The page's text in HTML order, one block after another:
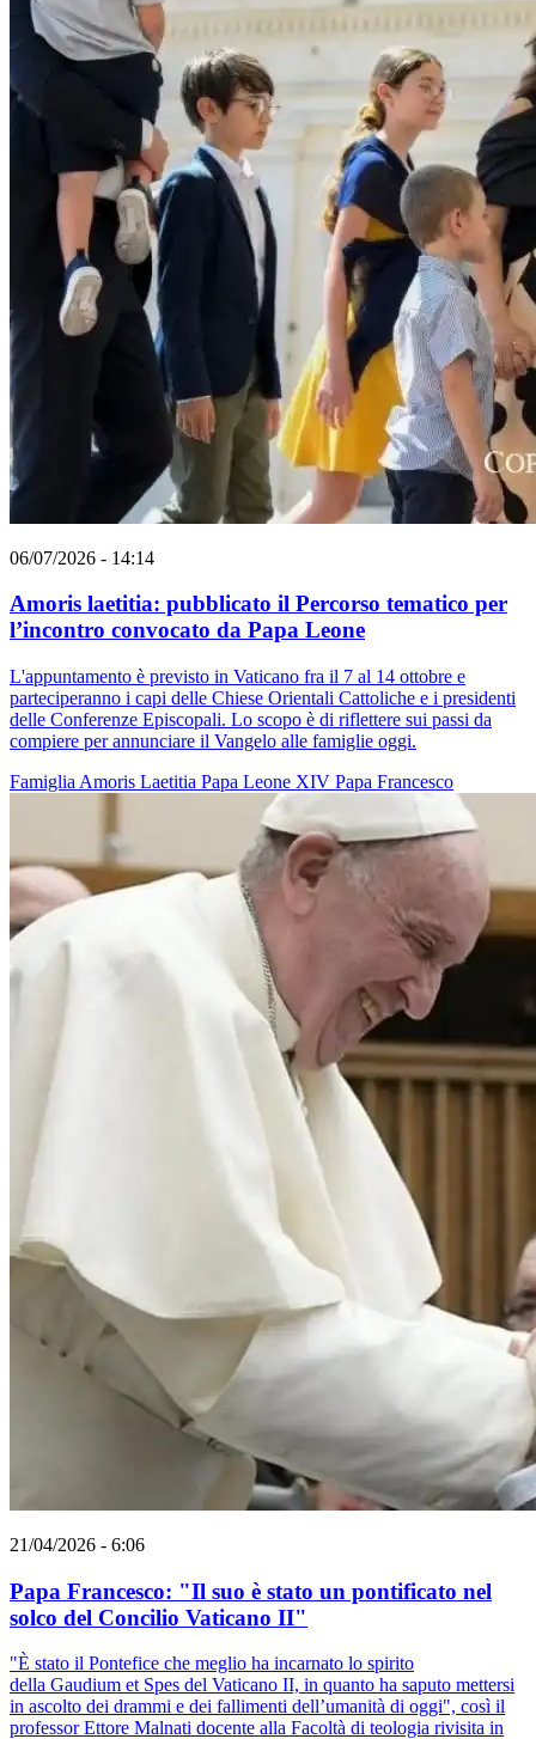
06/07/2026 - 14:14
Amoris laetitia: pubblicato il Percorso tematico per
l’incontro convocato da Papa Leone
L'appuntamento è previsto in Vaticano fra il 7 al 14 ottobre e
parteciperanno i capi delle Chiese Orientali Cattoliche e i presidenti
delle Conferenze Episcopali. Lo scopo è di riflettere sui passi da
compiere per annunciare il Vangelo alle famiglie oggi.
Famiglia Amoris Laetitia Papa Leone XIV Papa Francesco
21/04/2026 - 6:06
Papa Francesco: "Il suo è stato un pontificato nel
solco del Concilio Vaticano II"
"È stato il Pontefice che meglio ha incarnato lo spirito
della Gaudium et Spes del Vaticano II, in quanto ha saputo mettersi
in ascolto dei drammi e dei fallimenti dell’umanità di oggi", così il
professor Ettore Malnati docente alla Facoltà di teologia rivisita in